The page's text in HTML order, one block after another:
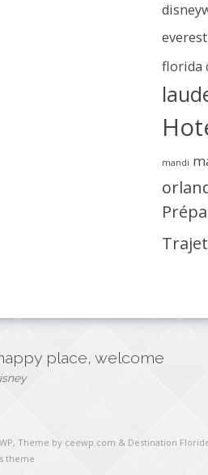
everest
florida
mandi
Trajet
place, welcome
Theme by ceewp.com & Destination
theme